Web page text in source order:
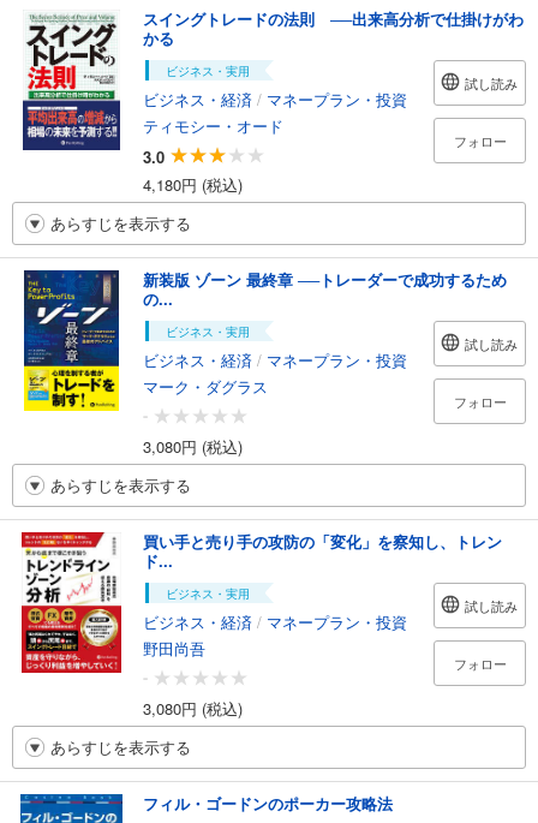
スイングトレードの法則 ──出来高分析で仕掛けがわ
かる
ビジネス・実用
ビジネス・経済 / マネープラン・投資
ティモシー・オード
3.0
4,180円 (税込)
試し読み
フォロー
あらすじを表示する
新装版 ゾーン 最終章 ──トレーダーで成功するため
の...
ビジネス・実用
ビジネス・経済 / マネープラン・投資
マーク・ダグラス
-
3,080円 (税込)
試し読み
フォロー
あらすじを表示する
買い手と売り手の攻防の「変化」を察知し、トレン
ド...
ビジネス・実用
ビジネス・経済 / マネープラン・投資
野田尚吾
-
3,080円 (税込)
試し読み
フォロー
あらすじを表示する
フィル・ゴードンのポーカー攻略法